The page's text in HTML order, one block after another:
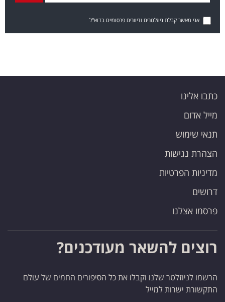
אני מאשר קבלת ניוזלטרים ודיוורים פרסומיים בדוא"ל
כתבו אלינו
מייל אדום
תנאי שימוש
הצהרת נגישות
מדיניות הפרטיות
דרושים
פרסמו אצלנו
רוצים להשאר מעודכנים?
הרשמו לניוזלטר שלנו וקבלו את כל הסיפורים החמים של עולם
התקשורת ישרות למייל